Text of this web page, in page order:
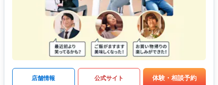
店舗情報 公式サイト 体験・相談予約